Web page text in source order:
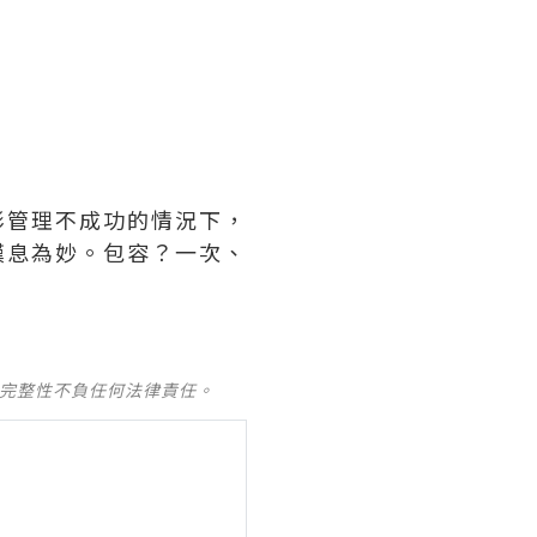
理不成功的情況下，
為妙。包容？一次、
整性不負任何法律責任。